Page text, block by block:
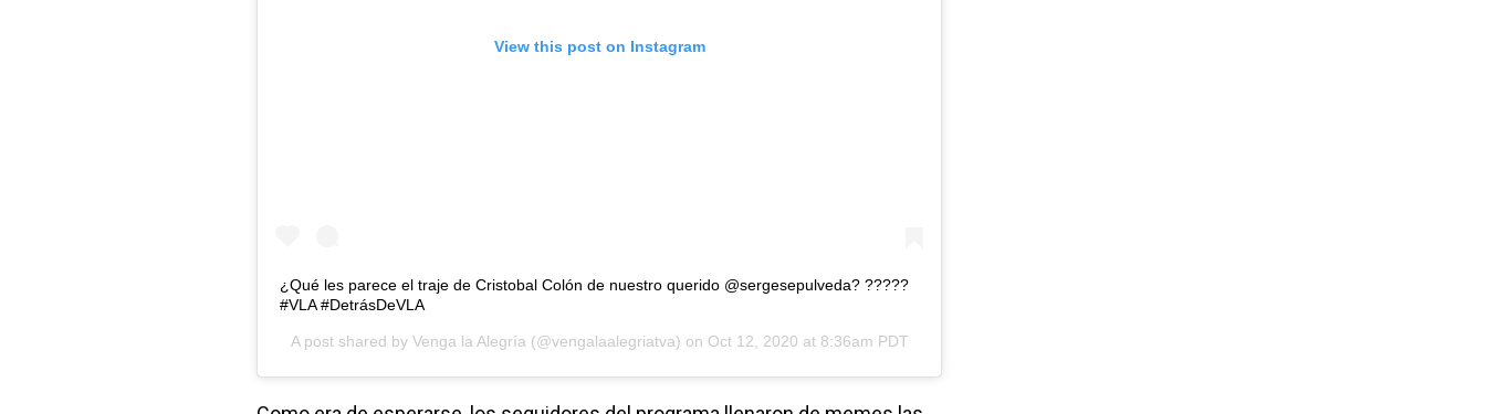
View this post on Instagram
¿Qué les parece el traje de Cristobal Colón de nuestro querido @sergesepulveda? ?????
#VLA #DetrásDeVLA
A post shared by Venga la Alegría (@vengalaalegriatva) on Oct 12, 2020 at 8:36am PDT